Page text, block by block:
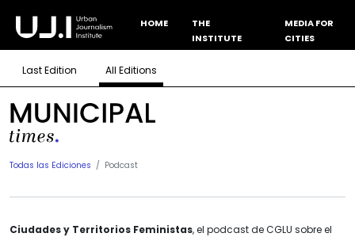
HOME
THE
INSTITUTE
MEDIA FOR
CITIES
Last Edition All Editions
Todas las Ediciones Podcast
Ciudades y Territorios Feministas, el podcast de CGLU sobre el